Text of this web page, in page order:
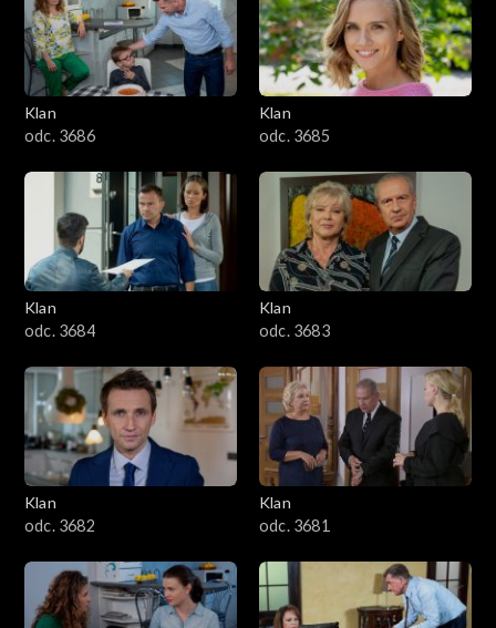
2101–2200
2001–2100
1901–2000
1801–1900
1701–1800
1601–1700
1501–1600
1401–1500
1301–1400
1201–1300
1101–1200
Klan
odc. 3686
Klan
odc. 3685
Klan
odc. 3684
Klan
odc. 3683
Klan
odc. 3682
Klan
odc. 3681